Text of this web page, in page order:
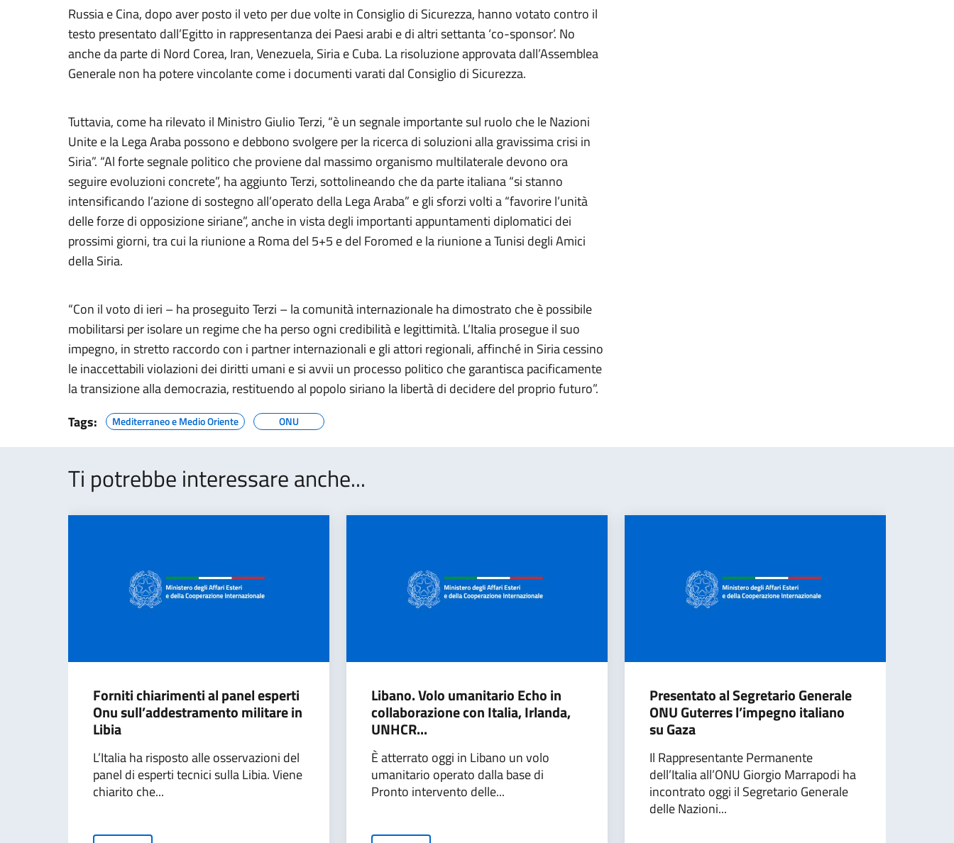
Russia e Cina, dopo aver posto il veto per due volte in Consiglio di Sicurezza, hanno votato contro il
testo presentato dall’Egitto in rappresentanza dei Paesi arabi e di altri settanta ‘co-sponsor’. No
anche da parte di Nord Corea, Iran, Venezuela, Siria e Cuba. La risoluzione approvata dall’Assemblea
Generale non ha potere vincolante come i documenti varati dal Consiglio di Sicurezza.
Tuttavia, come ha rilevato il Ministro Giulio Terzi, “è un segnale importante sul ruolo che le Nazioni
Unite e la Lega Araba possono e debbono svolgere per la ricerca di soluzioni alla gravissima crisi in
Siria”. “Al forte segnale politico che proviene dal massimo organismo multilaterale devono ora
seguire evoluzioni concrete”, ha aggiunto Terzi, sottolineando che da parte italiana “si stanno
intensificando l’azione di sostegno all’operato della Lega Araba” e gli sforzi volti a “favorire l’unità
delle forze di opposizione siriane”, anche in vista degli importanti appuntamenti diplomatici dei
prossimi giorni, tra cui la riunione a Roma del 5+5 e del Foromed e la riunione a Tunisi degli Amici
della Siria.
“Con il voto di ieri – ha proseguito Terzi – la comunità internazionale ha dimostrato che è possibile
mobilitarsi per isolare un regime che ha perso ogni credibilità e legittimità. L’Italia prosegue il suo
impegno, in stretto raccordo con i partner internazionali e gli attori regionali, affinché in Siria cessino
le inaccettabili violazioni dei diritti umani e si avvii un processo politico che garantisca pacificamente
la transizione alla democrazia, restituendo al popolo siriano la libertà di decidere del proprio futuro”.
Tags:
Mediterraneo e Medio Oriente ONU
Ti potrebbe interessare anche...
Forniti chiarimenti al panel esperti
Onu sull’addestramento militare in
Libia
L’Italia ha risposto alle osservazioni del
panel di esperti tecnici sulla Libia. Viene
chiarito che...
Libano. Volo umanitario Echo in
collaborazione con Italia, Irlanda,
UNHCR...
È atterrato oggi in Libano un volo
umanitario operato dalla base di
Pronto intervento delle...
Presentato al Segretario Generale
ONU Guterres l’impegno italiano
su Gaza
Il Rappresentante Permanente
dell’Italia all’ONU Giorgio Marrapodi ha
incontrato oggi il Segretario Generale
delle Nazioni...